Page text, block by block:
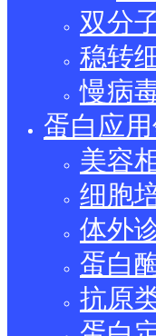
双分
稳转
慢病
蛋白应
美容
细胞
体外
蛋白
抗原